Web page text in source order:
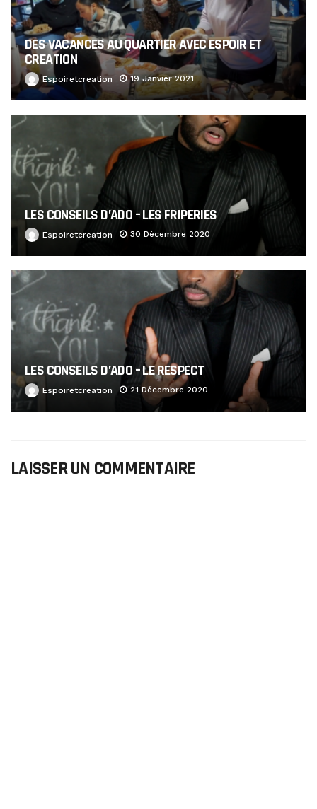
DES VACANCES AU QUARTIER AVEC ESPOIR ET
CREATION
Espoiretcreation 19 Janvier 2021
LES CONSEILS D’ADO – LES FRIPERIES
Espoiretcreation 30 Décembre 2020
LES CONSEILS D’ADO – LE RESPECT
Espoiretcreation 21 Décembre 2020
LAISSER UN COMMENTAIRE